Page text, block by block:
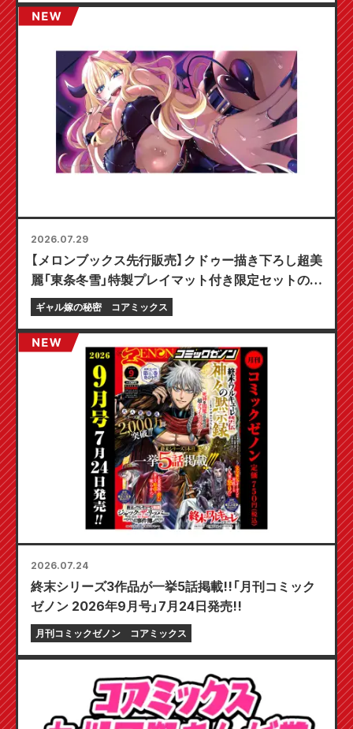
2026.07.29
【メロンブックス先行販売】クドゥー描き下ろし超美
麗「東条冬雪」特製プレイマット付き限定セットの予
約受付開始！『ギャル嫁の秘密』最新第6巻が10月20
日発売予定！
ギャル嫁の秘密 コアミックス
2026.07.24
終末シリーズ3作品が一挙5話掲載!!「月刊コミック
ゼノン 2026年9月号」7月24日発売!!
月刊コミックゼノン コアミックス